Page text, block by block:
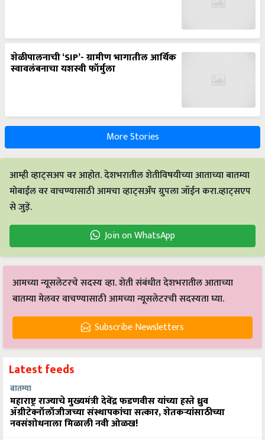
शेळीपालनाची ‘SIP’- ग्रामीण भागातील आर्थिक
स्वावलंबनाचा यशस्वी फॉर्मुला
More Stories
आम्ही व्हाट्सअप वर आहोत. देशभरातील शेतीविषयीच्या आताच्या बातम्या
मोबाईल वर वाचण्यासाठी आमचा व्हाट्सअँप ग्रुपला जॉईन करा.व्हाट्सएप
से जुड़ें.
Join on WhatsApp
आमच्या न्यूसलेटरचे सदस्य व्हा. शेती संबंधीत देशभरातील आताच्या
बातम्या मेलवर वाचण्यासाठी आमच्या न्यूसलेटरची सदस्यता घ्या.
Subscribe Newsletters
Latest feeds
बातम्या
महाराष्ट्र राज्याचे मुख्यमंत्री देवेंद्र फडणवीस यांच्या हस्ते ध्रुव
ॲग्रीटेक्नॉलॉजीजच्या संस्थापकांचा सत्कार, शेतकऱ्यांसाठीच्या
नवसंशोधनाला मिळाली नवी ओळख!